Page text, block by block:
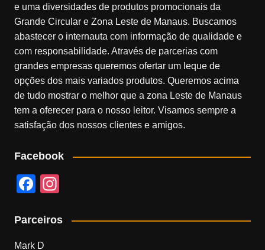
e uma diversidades de produtos promocionais da
Grande Circular e Zona Leste de Manaus. Buscamos
abastecer o internauta com informação de qualidade e
com responsabilidade. Através de parcerias com
grandes empresas queremos ofertar um leque de
opções dos mais variados produtos. Queremos acima
de tudo mostrar o melhor que a zona Leste de Manaus
tem a oferecer para o nosso leitor. Visamos sempre a
satisfação dos nossos clientes e amigos.
Facebook
F
c
e
a
Parceiros
Mark D